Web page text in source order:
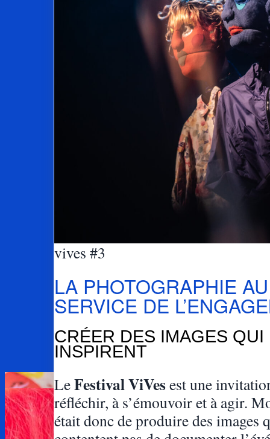
vives #3
LA PHOTOGRAPHIE AU
SERVICE DE
CRÉER DES IMAGES QUI
INSPIRENT
LeFestival ViVesest une
réfléchir, à s’émouvoir et à agir.
était donc de produire des images